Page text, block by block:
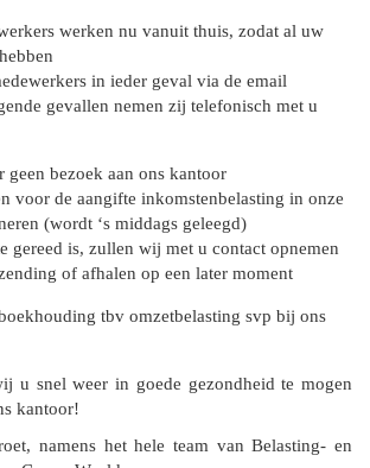
werken nu vanuit thuis, zodat al uw
in ieder geval via de email
gevallen nemen zij telefonisch met u
geen bezoek aan ons kantoor
voor de aangifte inkomstenbelasting in onze
(wordt ‘s middags geleegd)
gereed is, zullen wij met u contact opnemen
of afhalen op een later moment
tbv omzetbelasting svp bij ons
u snel weer in goede gezondheid te mogen
kantoor!
namens het hele team van Belasting- en